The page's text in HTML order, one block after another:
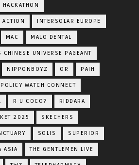
HACKATHON
INTERSOLAR EUROPE
MAC MALO DENTAL
CHINESE UNIVERSE PAGEANT
NIPPONBOYZ OR PAIH
POLICY WATCH CONNECT
R U COCO? RIDDARA
2025 SKECHERS
SOLIS SUPERIOR
ASIA THE GENTLEMEN LIVE